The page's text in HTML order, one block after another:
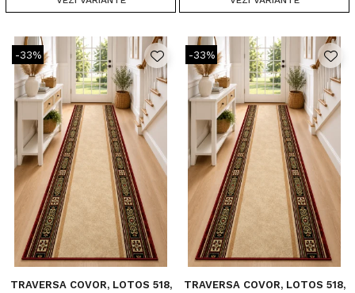
-33%
TRAVERSA COVOR, LOTOS 518,
-33%
TRAVERSA COVOR, LOTOS 518,